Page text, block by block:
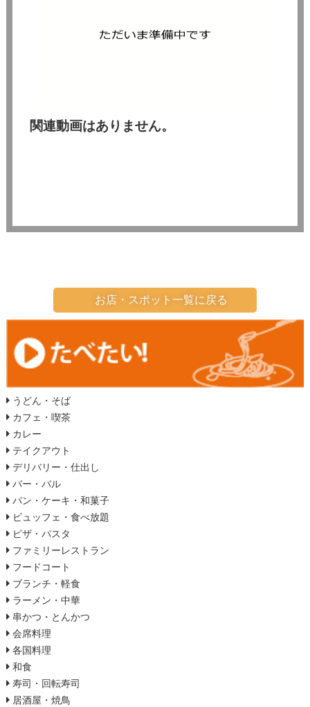
関連動画はありません。
お店・スポット一覧に戻る
うどん・そば
カフェ・喫茶
カレー
テイクアウト
デリバリー・仕出し
バー・バル
パン・ケーキ・和菓子
ビュッフェ・食べ放題
ピザ・パスタ
ファミリーレストラン
フードコート
ブランチ・軽食
ラーメン・中華
串かつ・とんかつ
会席料理
各国料理
和食
寿司・回転寿司
居酒屋・焼鳥